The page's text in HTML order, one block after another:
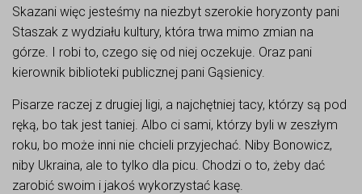
Skazani więc jesteśmy na niezbyt szerokie horyzonty pani
Staszak z wydziału kultury, która trwa mimo zmian na
górze. I robi to, czego się od niej oczekuje. Oraz pani
kierownik biblioteki publicznej pani Gąsienicy.
Pisarze raczej z drugiej ligi, a najchętniej tacy, którzy są pod
ręką, bo tak jest taniej. Albo ci sami, którzy byli w zeszłym
roku, bo może inni nie chcieli przyjechać. Niby Bonowicz,
niby Ukraina, ale to tylko dla picu. Chodzi o to, żeby dać
zarobić swoim i jakoś wykorzystać kasę.